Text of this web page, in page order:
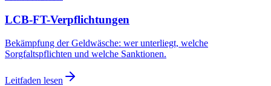
LCB-FT-Verpflichtungen
Bekämpfung der Geldwäsche: wer unterliegt, welche
Sorgfaltspflichten und welche Sanktionen.
Leitfaden lesen